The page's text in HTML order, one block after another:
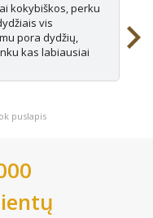
kokybiškos, perku
vis
pora dydžių,
kas labiausiai
puslapis